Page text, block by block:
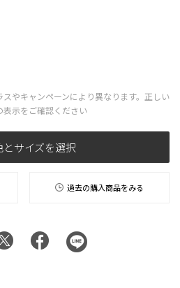
やキャンペーンにより異なります。正しい
示をご確認ください
とサイズを選択
過去の購入商品をみる